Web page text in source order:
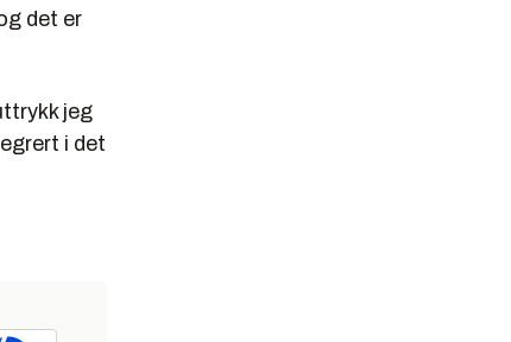
det er
jeg
i det